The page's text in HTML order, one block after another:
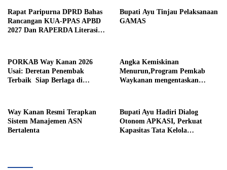
Rapat Paripurna DPRD Bahas
Rancangan KUA-PPAS APBD
2027 Dan RAPERDA Literasi
Bupati Ayu Tinjau Pelaksanaan
GAMAS
PORKAB Way Kanan 2026
Usai: Deretan Penembak
Terbaik Siap Berlaga di
Angka Kemiskinan
Menurun,Program Pemkab
Waykanan mengentaskan
Way Kanan Resmi Terapkan
Sistem Manajemen ASN
Bertalenta
Bupati Ayu Hadiri Dialog
Otonom APKASI, Perkuat
Kapasitas Tata Kelola